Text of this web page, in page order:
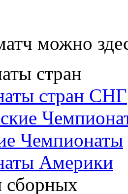
можно
стран
стран СНГ
Чемпионаты
Америки
сборных